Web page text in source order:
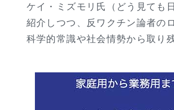
ケイ・ミズモリ氏（どう見ても
紹介しつつ、反ワクチン論者の
科学的常識や社会情勢から取り